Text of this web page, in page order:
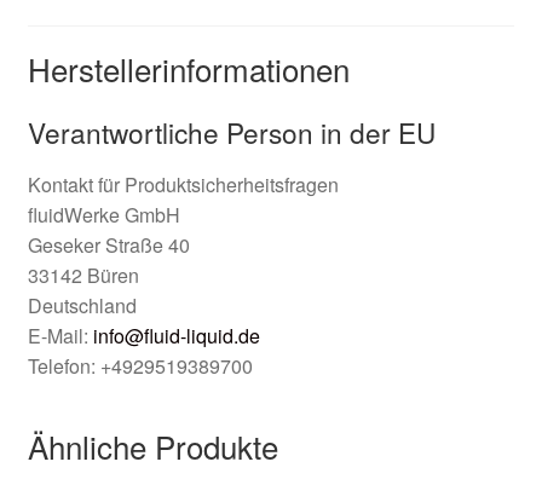
Herstellerinformationen
Verantwortliche Person in der EU
Kontakt für Produktsicherheitsfragen
fluidWerke GmbH
Geseker Straße 40
33142 Büren
Deutschland
E-Mail: info@fluid-liquid.de
Telefon: +4929519389700
Ähnliche Produkte